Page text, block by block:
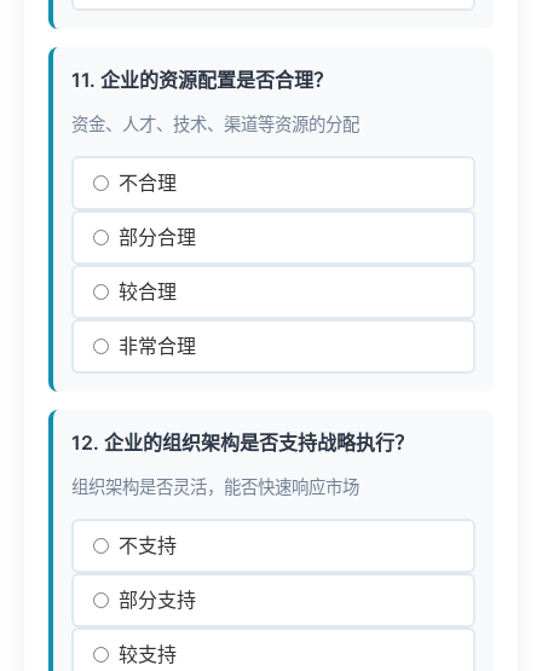
11. 企业的资源配置是否合理？
资金、人才、技术、渠道等资源的分配
不合理
部分合理
较合理
非常合理
12. 企业的组织架构是否支持战略执行？
组织架构是否灵活，能否快速响应市场
不支持
部分支持
较支持